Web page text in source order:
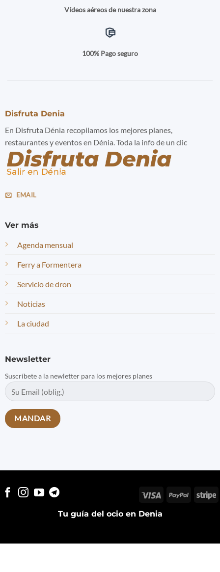
Vídeos aéreos de nuestra zona
100% Pago seguro
Disfruta Denia
En Disfruta Dénia recopilamos los mejores planes,
restaurantes y eventos en Dénia. Toda la info de un clic
EMAIL
Ver más
Agenda mensual
Ferry a Formentera
Servicio de dron
Noticias
La ciudad
Newsletter
Suscríbete a la newletter para los mejores planes
Tu guía del ocio en Denia
Visa PayPal